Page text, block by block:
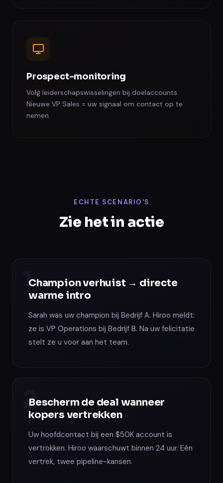
Prospect-monitoring
Volg leiderschapswisselingen bij doelaccounts.
Nieuwe VP Sales = uw signaal om contact op te
nemen.
ECHTE SCENARIO'S
Zie het in actie
1
Champion verhuist → directe
warme intro
Sarah was uw champion bij Bedrijf A. Hiroo meldt:
ze is VP Operations bij Bedrijf B. Na uw felicitatie
stelt ze u voor aan het team.
2
Bescherm de deal wanneer
kopers vertrekken
Uw hoofdcontact bij een $50K account is
vertrokken. Hiroo waarschuwt binnen 24 uur. Eén
vertrek, twee pipeline-kansen.